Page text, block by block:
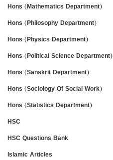
Hons (Mathematics Department)
Hons (Philosophy Department)
Hons (Physics Department)
Hons (Political Science Department)
Hons (Sanskrit Department)
Hons (Sociology Of Social Work)
Hons (Statistics Department)
HSC
HSC Questions Bank
Islamic Articles